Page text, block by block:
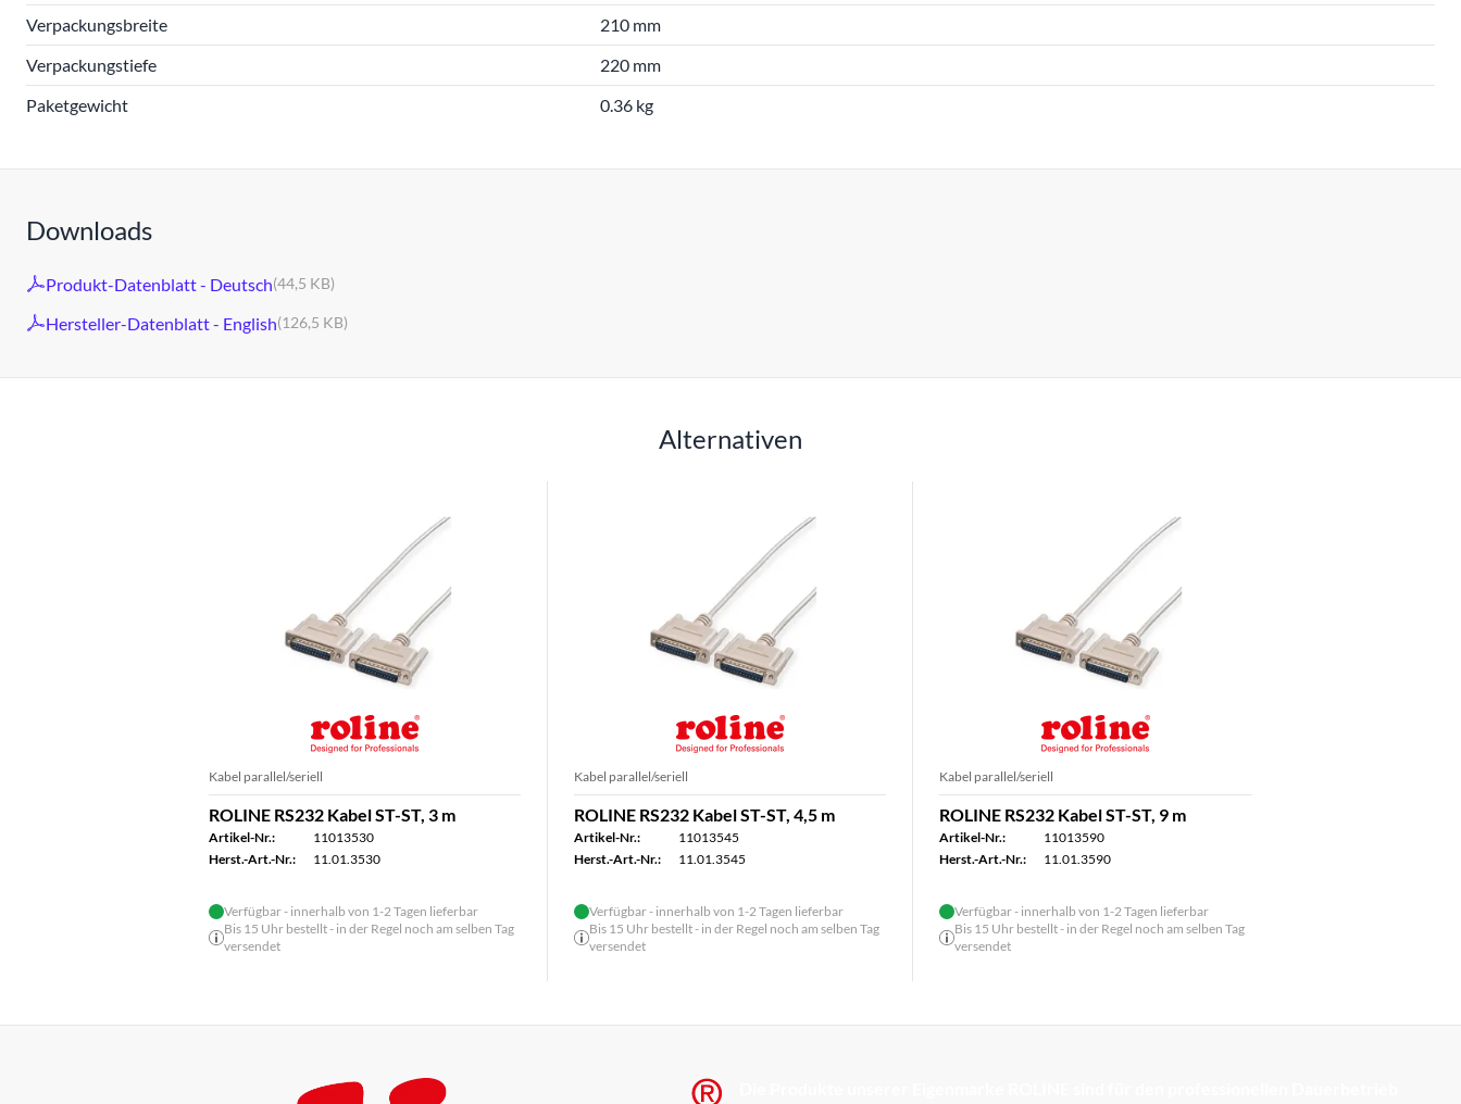
Verpackungsbreite
210 mm
Verpackungstiefe
220 mm
Paketgewicht
0.36 kg
Downloads
Produkt-Datenblatt - Deutsch(44,5 KB)
Hersteller-Datenblatt - English(126,5 KB)
Alternativen
Kabel parallel/seriell
ROLINE RS232 Kabel ST-ST, 3 m
Artikel-Nr.:
11013530
Herst.-Art.-Nr.:
11.01.3530
Verfügbar - innerhalb von 1-2 Tagen lieferbar
Bis 15 Uhr bestellt - in der Regel noch am selben Tag
versendet
Kabel parallel/seriell
ROLINE RS232 Kabel ST-ST, 4,5 m
Artikel-Nr.:
11013545
Herst.-Art.-Nr.:
11.01.3545
Verfügbar - innerhalb von 1-2 Tagen lieferbar
Bis 15 Uhr bestellt - in der Regel noch am selben Tag
versendet
Kabel parallel/seriell
ROLINE RS232 Kabel ST-ST, 9 m
Artikel-Nr.:
11013590
Herst.-Art.-Nr.:
11.01.3590
Verfügbar - innerhalb von 1-2 Tagen lieferbar
Bis 15 Uhr bestellt - in der Regel noch am selben Tag
versendet